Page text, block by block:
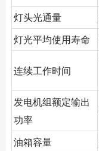
灯头光通量
灯光平均使用寿命
连续工作时间
发电机组额定输出
功率
油箱容量